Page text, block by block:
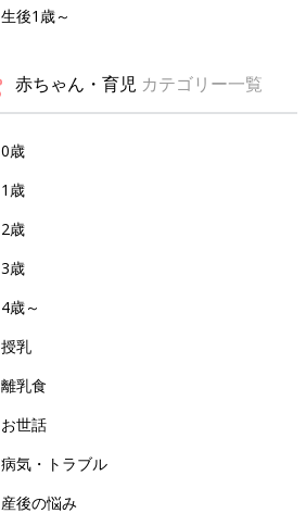
生後1歳～
赤ちゃん・育児 カテゴリー一覧
0歳
1歳
2歳
3歳
4歳～
授乳
離乳食
お世話
病気・トラブル
産後の悩み